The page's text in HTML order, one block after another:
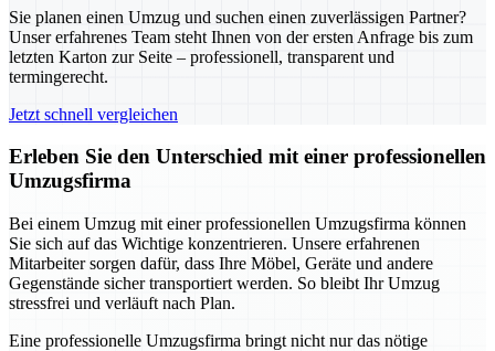
Sie planen einen Umzug und suchen einen zuverlässigen Partner?
Unser erfahrenes Team steht Ihnen von der ersten Anfrage bis zum
letzten Karton zur Seite – professionell, transparent und
termingerecht.
Jetzt schnell vergleichen
Erleben Sie den Unterschied mit einer professionellen
Umzugsfirma
Bei einem Umzug mit einer professionellen Umzugsfirma können
Sie sich auf das Wichtige konzentrieren. Unsere erfahrenen
Mitarbeiter sorgen dafür, dass Ihre Möbel, Geräte und andere
Gegenstände sicher transportiert werden. So bleibt Ihr Umzug
stressfrei und verläuft nach Plan.
Eine professionelle Umzugsfirma bringt nicht nur das nötige